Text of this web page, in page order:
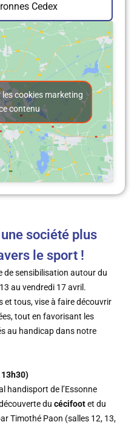
Cedex
cookies marketing
contenu
société plus
le sport !
de sensibilisation autour du
au vendredi 17 avril.
et tous, vise à faire découvrir
tout en favorisant les
au handicap dans notre
handisport de l’Essonne
du cécifootet du
Timothé Paon (salles 12, 13,